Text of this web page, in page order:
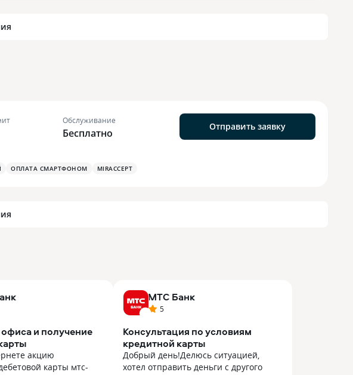
Обслуживание
Бесплатно
Отправить заявку
ОПЛАТА СМАРТФОНОМ MIRACCEPT
и получение
акцию
карты мтс-
МТС Банк
5
Консультация по условиям
кредитной карты
Добрый день!Делюсь ситуацией,
хотел отправить деньги с другого